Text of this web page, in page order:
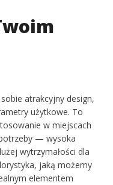
atrakcyjny design,
użytkowe. To
w miejscach
— wysoka
wytrzymałości dla
jaką możemy
elementem